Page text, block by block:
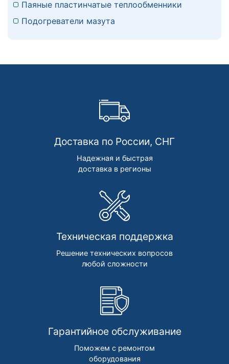
Паяные пластинчатые теплообменники
Подогреватели мазута
Доставка по России, СНГ
Надежная и быстрая
доставка в регионы
Техническая поддержка
Решение технических вопросов
любой сложности
Гарантийное обслуживание
Поможем с ремонтом
оборудования